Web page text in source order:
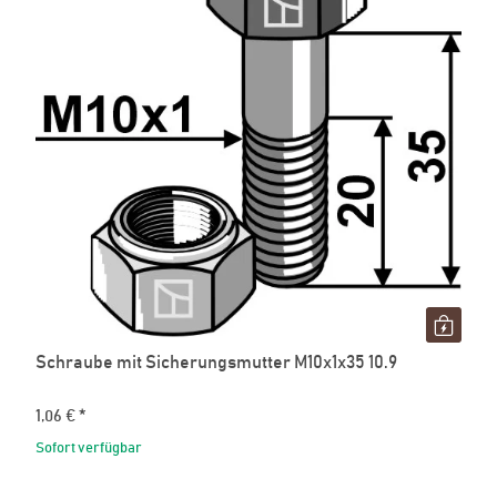
Schraube mit Sicherungsmutter M10x1x35 10.9
1,06 € *
Sofort verfügbar